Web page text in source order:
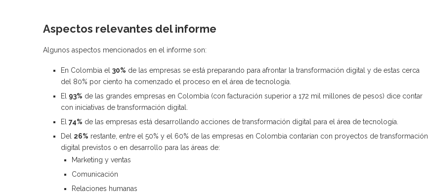
Aspectos relevantes del informe
Algunos aspectos mencionados en el informe son:
En Colombia el 30% de las empresas se está preparando para afrontar la transformación digital y de estas cerca
del 80% por ciento ha comenzado el proceso en el área de tecnología.
El 93% de las grandes empresas en Colombia (con facturación superior a 172 mil millones de pesos) dice contar
con iniciativas de transformación digital.
El 74% de las empresas está desarrollando acciones de transformación digital para el área de tecnología.
Del 26% restante, entre el 50% y el 60% de las empresas en Colombia contarían con proyectos de transformación
digital previstos o en desarrollo para las áreas de:
Marketing y ventas
Comunicación
Relaciones humanas